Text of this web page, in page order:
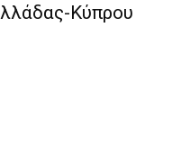
Κύπρου